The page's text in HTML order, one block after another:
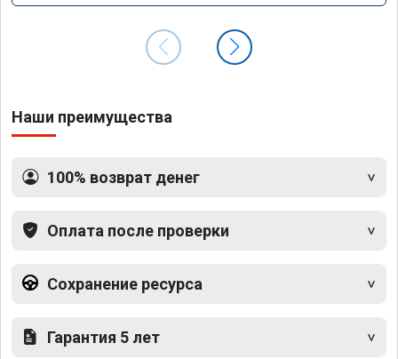
Наши преимущества
100% возврат денег
Оплата после проверки
Сохранение ресурса
Гарантия 5 лет